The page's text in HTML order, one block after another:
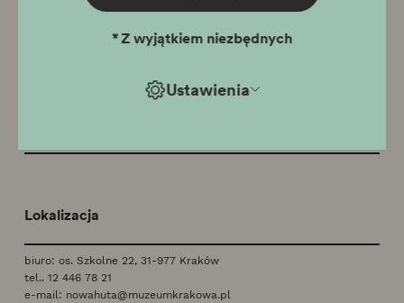
Ustawienia
*Z wyjątkiem niezbędnych
Lokalizacja
biuro: os. Szkolne 22, 31-977 Kraków
tel.. 12 446 78 21
e-mail: nowahuta@muzeumkrakowa.pl